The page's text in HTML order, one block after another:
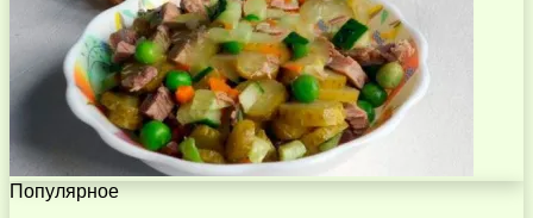
Популярное